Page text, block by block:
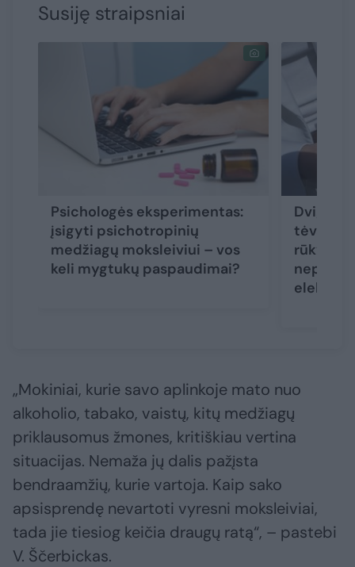
Susiję straipsniai
Psichologės eksperimentas:
įsigyti psichotropinių
medžiagų moksleiviui – vos
keli mygtukų paspaudimai?
Dvigubi
tėvai
rūkymo
„Mokiniai, kurie savo aplinkoje mato nuo
alkoholio, tabako, vaistų, kitų medžiagų
priklausomus žmones, kritiškiau vertina
situacijas. Nemaža jų dalis pažįsta
bendraamžių, kurie vartoja. Kaip sako
apsisprendę nevartoti vyresni moksleiviai,
tada jie tiesiog keičia draugų ratą“, – pastebi
V. Ščerbickas.